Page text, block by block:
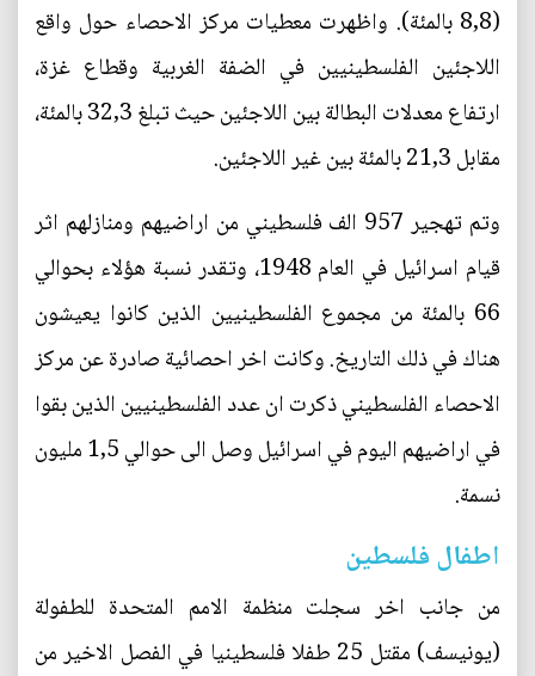
(8,8 بالمئة). واظهرت معطيات مركز الاحصاء حول واقع
اللاجئين الفلسطينيين في الضفة الغربية وقطاع غزة،
ارتفاع معدلات البطالة بين اللاجئين حيث تبلغ 32,3 بالمئة،
مقابل 21,3 بالمئة بين غير اللاجئين.
وتم تهجير 957 الف فلسطيني من اراضيهم ومنازلهم اثر
قيام اسرائيل في العام 1948، وتقدر نسبة هؤلاء بحوالي
66 بالمئة من مجموع الفلسطينيين الذين كانوا يعيشون
هناك في ذلك التاريخ. وكانت اخر احصائية صادرة عن مركز
الاحصاء الفلسطيني ذكرت ان عدد الفلسطينيين الذين بقوا
في اراضيهم اليوم في اسرائيل وصل الى حوالي 1,5 مليون
نسمة.
اطفال فلسطين
من جانب اخر سجلت منظمة الامم المتحدة للطفولة
(يونيسف) مقتل 25 طفلا فلسطينيا في الفصل الاخير من